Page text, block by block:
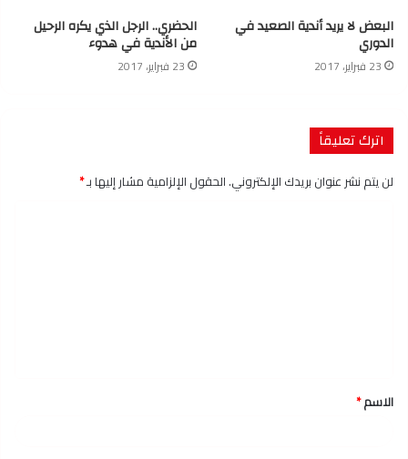
البعض لا يريد أندية الصعيد في
الدوري
23 فبراير، 2017
الحضري.. الرجل الذي يكره الرحيل
من الأندية في هدوء
23 فبراير، 2017
اترك تعليقاً
لن يتم نشر عنوان بريدك الإلكتروني.الحقول الإلزامية مشار إليها بـ*
*
الاسم*